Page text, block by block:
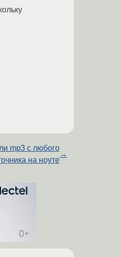
mp3 с любого
на ноуте
→